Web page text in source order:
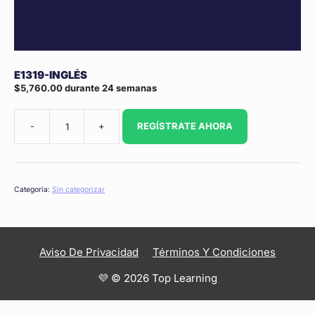
E1319-INGLÉS
$5,760.00durante 24 semanas
-
E1319-
Inglés
+ REGÍSTRATE AHORA
Categoría: Sin categorizar
Aviso De Privacidad
Términos Y Condiciones
💜 © 2026 Top Learning